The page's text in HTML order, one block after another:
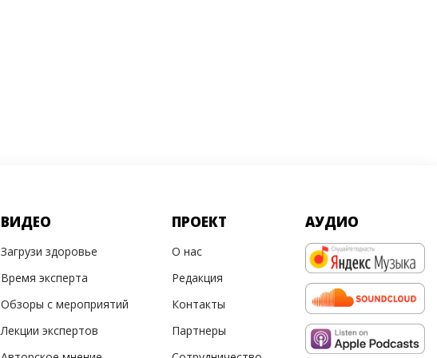
ВИДЕО
Загрузи здоровье
Время эксперта
Обзоры с мероприятий
Лекции экспертов
ПРОЕКТ
О нас
Редакция
Контакты
Партнеры
АУДИО